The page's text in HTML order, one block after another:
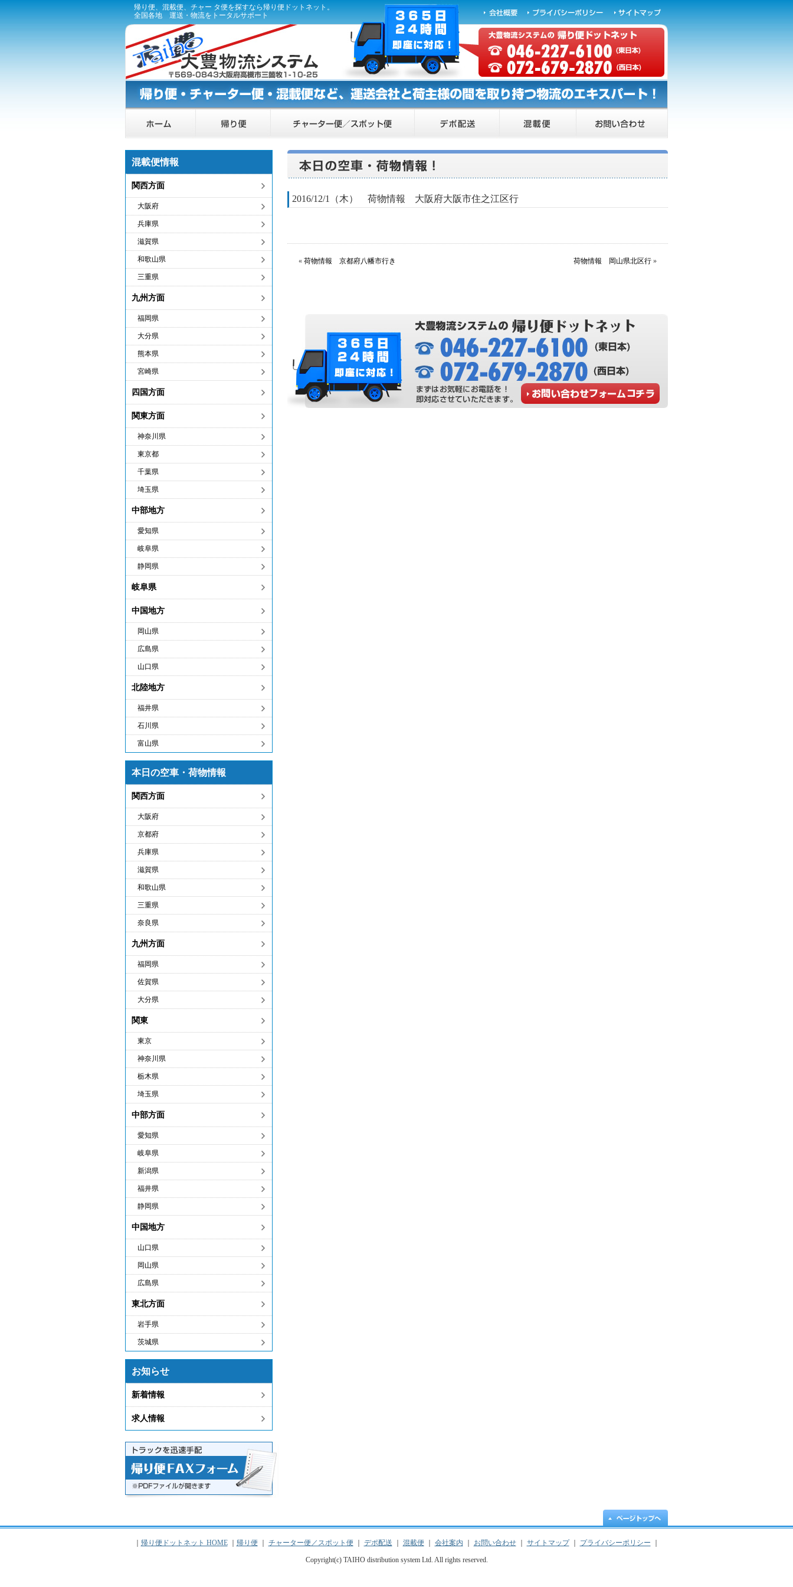
帰り便、混載便、チャー タ便を探すなら帰り便ドットネット。
全国各地 運送・物流をトータルサポート
2016/12/1（木） 荷物情報 大阪府大阪市住之江区行
« 荷物情報 京都府八幡市行き 荷物情報 岡山県北区行 »
混載便情報
関西方面
大阪府
兵庫県
滋賀県
和歌山県
三重県
九州方面
福岡県
大分県
熊本県
宮崎県
四国方面
関東方面
神奈川県
東京都
千葉県
埼玉県
中部地方
愛知県
岐阜県
静岡県
岐阜県
中国地方
岡山県
広島県
山口県
北陸地方
福井県
石川県
富山県
本日の空車・荷物情報
関西方面
大阪府
京都府
兵庫県
滋賀県
和歌山県
三重県
奈良県
九州方面
福岡県
佐賀県
大分県
関東
東京
神奈川県
栃木県
埼玉県
中部方面
愛知県
岐阜県
新潟県
福井県
静岡県
中国地方
山口県
岡山県
広島県
東北方面
岩手県
茨城県
お知らせ
新着情報
求人情報
帰り便ドットネット HOME｜ 帰り便 チャーター便／スポット便 デポ配送 混載便 会社案内 お問い合わせ｜ サイトマップ｜ プライバシーポリシー
Copyright(c) TAIHO distribution system Ltd. All rights reserved.